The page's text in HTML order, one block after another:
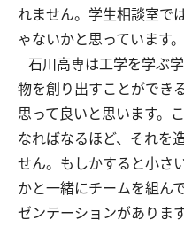
れません。学生相談室で
ゃないかと思っています。
石川高専は工学を学ぶ
物を創り出すことができ
思って良いと思います。
なればなるほど、それを
せん。もしかすると小さ
かと一緒にチームを組ん
ゼンテーションがありま